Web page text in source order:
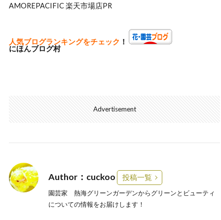
AMOREPACIFIC 楽天市場店PR
人気ブログランキングをチェック ！
にほんブログ村
Advertisement
Author：cuckoo 投稿一覧
園芸家 熱海グリーンガーデンからグリーンとビューティ
についての情報をお届けします！